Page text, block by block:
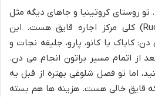
تو روستای کروتینیا و جاهای دیگه مثل
روتچیان-نگدا (Ruciane-Nida) کلی مرکز اجاره قایق هست. این
کایاک یا کانو، پارو، جلیقه نجات و
از اتمام مسیر براتون انجام می دن.
اما تو فصل شلوغی بهتره از قبل یه
قایق خالی هست. هزینه ها هم بسته